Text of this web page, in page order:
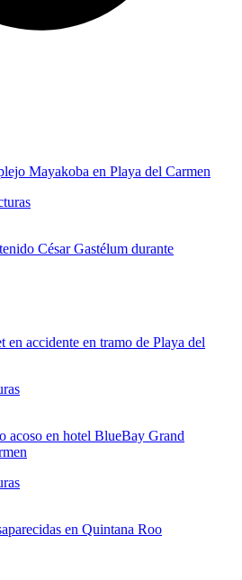
Mayakoba en Playa del Carmen
César Gastélum durante
en accidente en tramo de Playa del
acoso en hotel BlueBay Grand
en Quintana Roo